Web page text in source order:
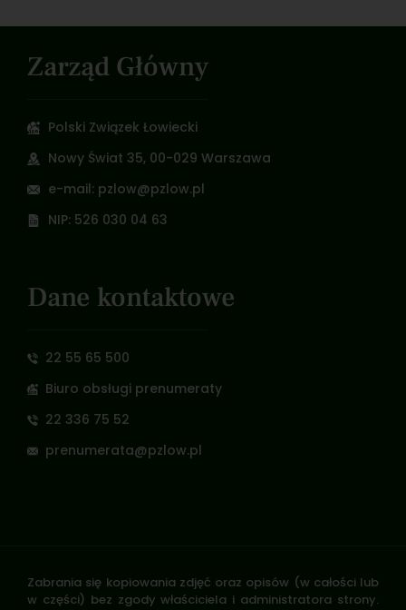
Zarząd Główny
Polski Związek Łowiecki
Nowy Świat 35, 00-029 Warszawa
e-mail: pzlow@pzlow.pl
NIP: 526 030 04 63
Dane kontaktowe
22 55 65 500
Biuro obsługi prenumeraty
22 336 75 52
prenumerata@pzlow.pl
Zabrania się kopiowania zdjęć oraz opisów (w całości lub
w części) bez zgody właściciela i administratora strony.